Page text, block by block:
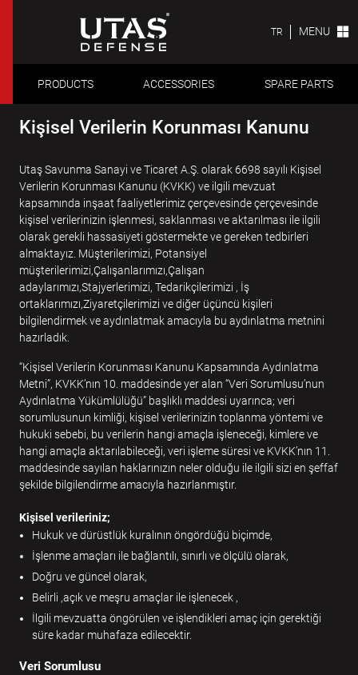
TR MENU
PRODUCTS ACCESSORIES SPARE PARTS
Kişisel Verilerin Korunması Kanunu
Utaş Savunma Sanayi ve Ticaret A.Ş. olarak 6698 sayılı Kişisel
Verilerin Korunması Kanunu (KVKK) ve ilgili mevzuat
kapsamında inşaat faaliyetlerimiz çerçevesinde çerçevesinde
kişisel verilerinizin işlenmesi, saklanması ve aktarılması ile ilgili
olarak gerekli hassasiyeti göstermekte ve gereken tedbirleri
almaktayız. Müşterilerimizi, Potansiyel
müşterilerimizi,Çalışanlarımızı,Çalışan
adaylarımızı,Stajyerlerimizi, Tedarikçilerimizi , İş
ortaklarımızı,Ziyaretçilerimizi ve diğer üçüncü kişileri
bilgilendirmek ve aydınlatmak amacıyla bu aydınlatma metnini
hazırladık.
“Kişisel Verilerin Korunması Kanunu Kapsamında Aydınlatma
Metni”, KVKK’nın 10. maddesinde yer alan “Veri Sorumlusu’nun
Aydınlatma Yükümlülüğü” başlıklı maddesi uyarınca; veri
sorumlusunun kimliği, kişisel verilerinizin toplanma yöntemi ve
hukuki sebebi, bu verilerin hangi amaçla işleneceği, kimlere ve
hangi amaçla aktarılabileceği, veri işleme süresi ve KVKK’nın 11.
maddesinde sayılan haklarınızın neler olduğu ile ilgili sizi en şeffaf
şekilde bilgilendirme amacıyla hazırlanmıştır.
Kişisel verileriniz;
Hukuk ve dürüstlük kuralının öngördüğü biçimde,
İşlenme amaçları ile bağlantılı, sınırlı ve ölçülü olarak,
Doğru ve güncel olarak,
Belirli ,açık ve meşru amaçlar ile işlenecek ,
İlgili mevzuatta öngörülen ve işlendikleri amaç için gerektiği
süre kadar muhafaza edilecektir.
Veri Sorumlusu